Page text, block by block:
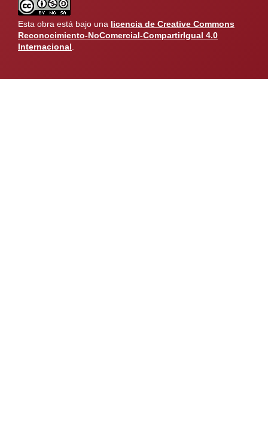
Esta obra está bajo una licencia de Creative Commons
Reconocimiento-NoComercial-CompartirIgual 4.0
Internacional.